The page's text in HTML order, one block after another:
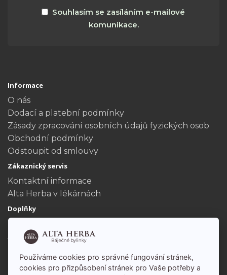
Souhlasím se zasíláním e-mailové
komunikace.
Informace
O nás
Dodací a platební podmínky
Zásady zpracování osobních údajů fyzických osob
Obchodní podmínky
Odstoupit od smlouvy
Zákaznický servis
Kontaktní informace
Alta Herba v lékárnách
Doplňky
Dárkové poukazy
Akční nabídka
Můj účet
Používáme cookies pro správné fungování stránek,
cookies pro přizpůsobení stránek pro Vaše potřeby a